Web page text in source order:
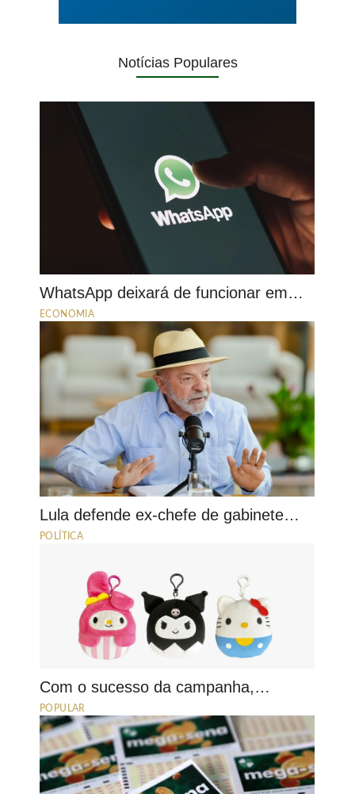
Notícias Populares
WhatsApp deixará de funcionar em…
ECONOMIA
Lula defende ex-chefe de gabinete…
POLÍTICA
Com o sucesso da campanha,…
POPULAR